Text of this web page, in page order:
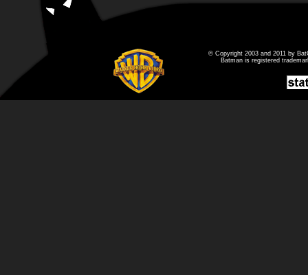
© Copyright 2003 and 2011 by
Batman is registered